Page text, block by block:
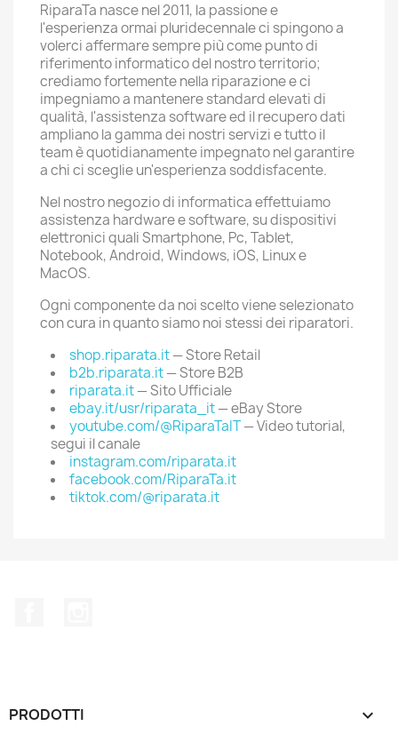
RiparaTa nasce nel 2011, la passione e
l'esperienza ormai pluridecennale ci spingono a
volerci affermare sempre più come punto di
riferimento informatico del nostro territorio;
crediamo fortemente nella riparazione e ci
impegniamo a mantenere standard elevati di
qualità, l'assistenza software ed il recupero dati
ampliano la gamma dei nostri servizi e tutto il
team è quotidianamente impegnato nel garantire
a chi ci sceglie un'esperienza soddisfacente.
Nel nostro negozio di informatica effettuiamo
assistenza hardware e software, su dispositivi
elettronici quali Smartphone, Pc, Tablet,
Notebook, Android, Windows, iOS, Linux e
MacOS.
Ogni componente da noi scelto viene selezionato
con cura in quanto siamo noi stessi dei riparatori.
shop.riparata.it— Store Retail
b2b.riparata.it— Store B2B
riparata.it— Sito Ufficiale
ebay.it/usr/riparata_it— eBay Store
youtube.com/@RiparaTaIT— Video tutorial,
segui il canale
instagram.com/riparata.it
facebook.com/RiparaTa.it
tiktok.com/@riparata.it
PRODOTTI 